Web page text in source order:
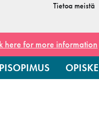
Tietoa meistä
here for more information